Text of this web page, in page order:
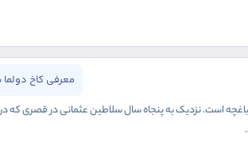
معرفی کاخ دولما
است. نزدیک به پنجاه سال سلاطین عثمانی در قصری که